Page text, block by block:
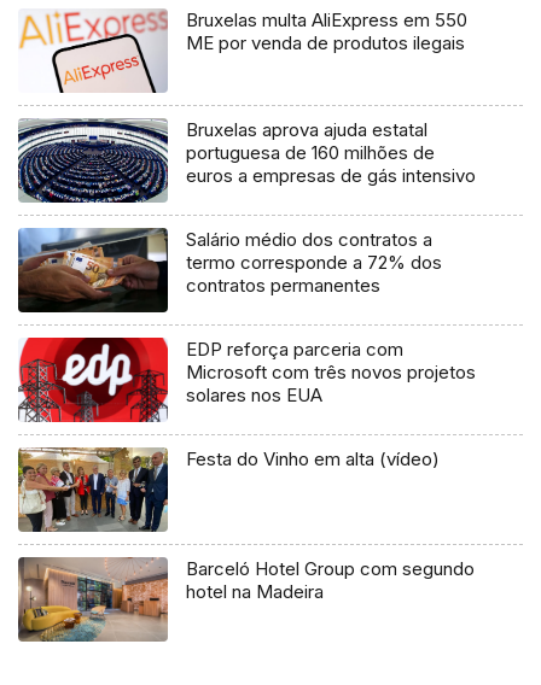
Bruxelas multa AliExpress em 550
ME por venda de produtos ilegais
Bruxelas aprova ajuda estatal
portuguesa de 160 milhões de
euros a empresas de gás intensivo
Salário médio dos contratos a
termo corresponde a 72% dos
contratos permanentes
EDP reforça parceria com
Microsoft com três novos projetos
solares nos EUA
Festa do Vinho em alta (vídeo)
Barceló Hotel Group com segundo
hotel na Madeira